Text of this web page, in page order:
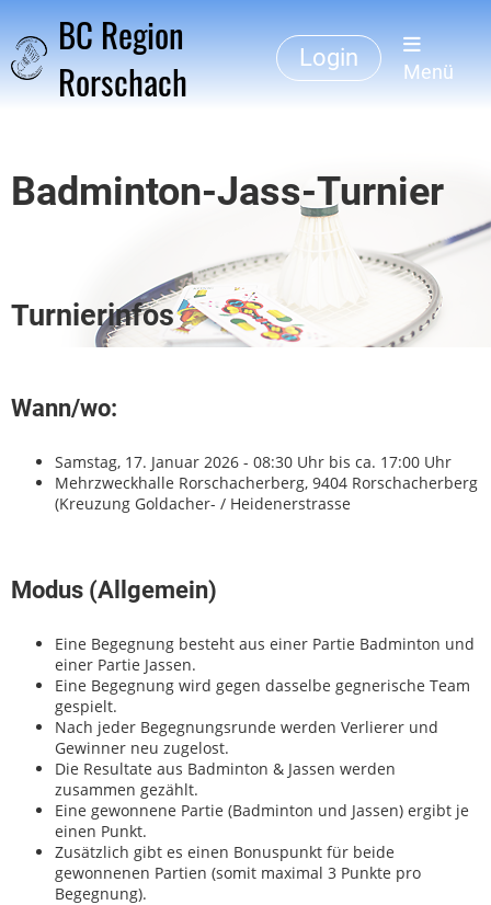
BC Region
Rorschach
Login
Menü
Badminton-Jass-Turnier
Turnierinfos
Wann/wo:
Samstag, 17. Januar 2026 - 08:30 Uhr bis ca. 17:00 Uhr
Mehrzweckhalle Rorschacherberg, 9404 Rorschacherberg
(Kreuzung Goldacher- / Heidenerstrasse
Modus (Allgemein)
Eine Begegnung besteht aus einer Partie Badminton und
einer Partie Jassen.
Eine Begegnung wird gegen dasselbe gegnerische Team
gespielt.
Nach jeder Begegnungsrunde werden Verlierer und
Gewinner neu zugelost.
Die Resultate aus Badminton & Jassen werden
zusammen gezählt.
Eine gewonnene Partie (Badminton und Jassen) ergibt je
einen Punkt.
Zusätzlich gibt es einen Bonuspunkt für beide
gewonnenen Partien (somit maximal 3 Punkte pro
Begegnung).